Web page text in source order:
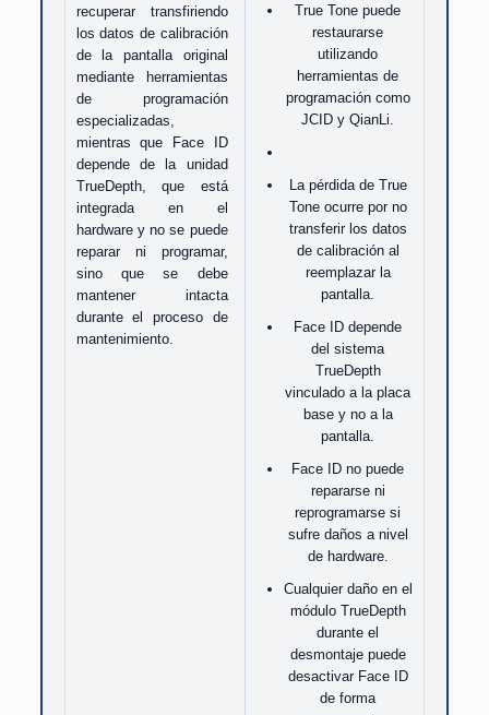
recuperar transfiriendo
los datos de calibración
de la pantalla original
mediante herramientas
de programación
especializadas,
mientras que Face ID
depende de la unidad
TrueDepth, que está
integrada en el
hardware y no se puede
reparar ni programar,
sino que se debe
mantener intacta
durante el proceso de
mantenimiento.
True Tone puede
restaurarse
utilizando
herramientas de
programación como
JCID y QianLi.
La pérdida de True
Tone ocurre por no
transferir los datos
de calibración al
reemplazar la
pantalla.
Face ID depende
del sistema
TrueDepth
vinculado a la placa
base y no a la
pantalla.
Face ID no puede
repararse ni
reprogramarse si
sufre daños a nivel
de hardware.
Cualquier daño en el
módulo TrueDepth
durante el
desmontaje puede
desactivar Face ID
de forma